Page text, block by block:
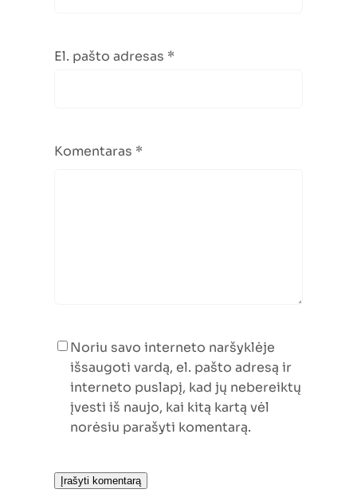
El. pašto adresas *
Komentaras *
Noriu savo interneto naršyklėje
išsaugoti vardą, el. pašto adresą ir
interneto puslapį, kad jų nebereiktų
įvesti iš naujo, kai kitą kartą vėl
norėsiu parašyti komentarą.